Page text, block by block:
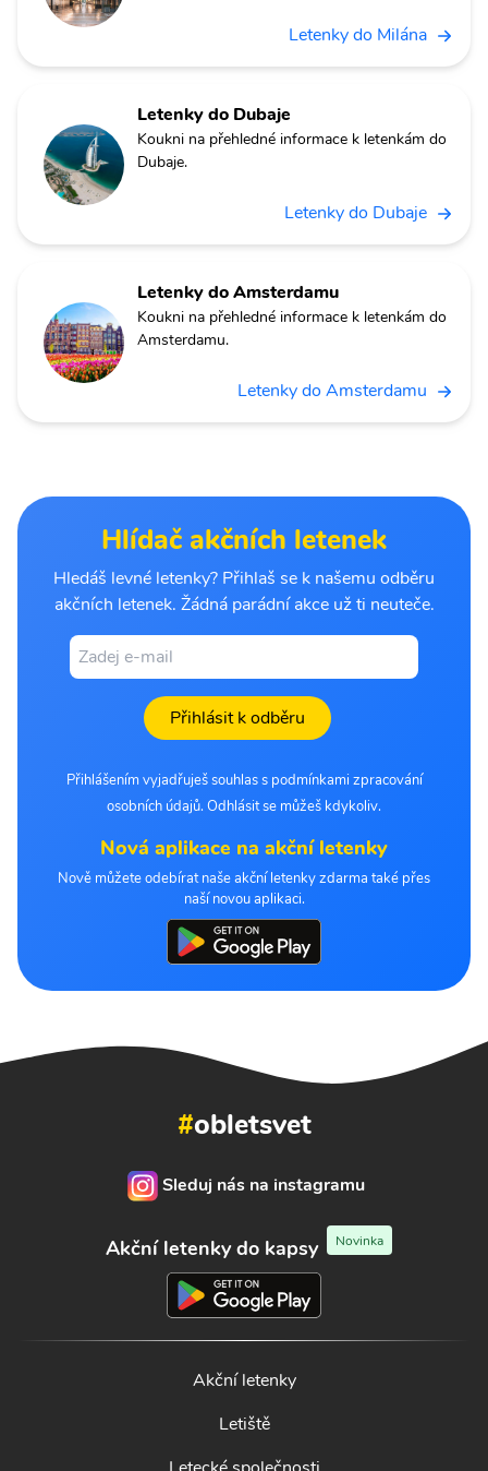
Letenky do Milána
Letenky do Dubaje
Koukni na přehledné informace k letenkám do
Dubaje.
Letenky do Dubaje
Letenky do Amsterdamu
Koukni na přehledné informace k letenkám do
Amsterdamu.
Letenky do Amsterdamu
Hlídač akčních letenek
Hledáš levné letenky? Přihlaš se k našemu odběru
akčních letenek. Žádná parádní akce už ti neuteče.
Přihlásit k odběru
Přihlášením vyjadřuješ souhlas s podmínkami zpracování
osobních údajů. Odhlásit se můžeš kdykoliv.
Nová aplikace na akční letenky
Nově můžete odebírat naše akční letenky zdarma také přes
naší novou aplikaci.
#obletsvet
Sleduj nás na instagramu
Akční letenky do kapsy Novinka
Akční letenky
Letiště